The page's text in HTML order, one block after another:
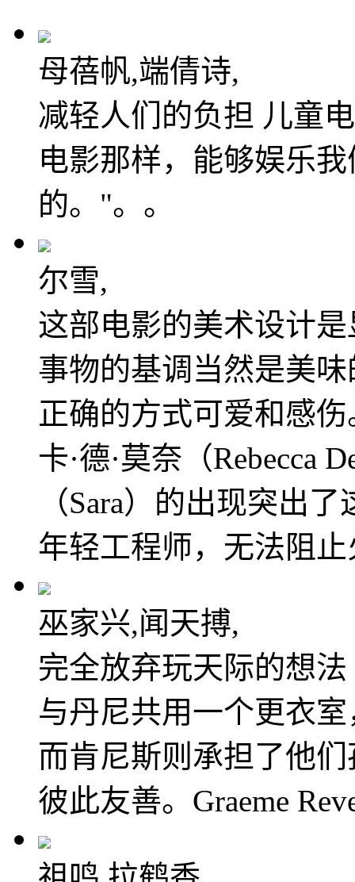
母蓓帆,端倩诗,
减轻人们的负担 儿童
电影那样，能够娱乐
的。"。。
尔雪,
这部电影的美术设计
事物的基调当然是美
正确的方式可爱和感
卡·德·莫奈（Rebecca
（Sara）的出现突出
年轻工程师，无法阻
巫家兴,闻天搏,
完全放弃玩天际的想
与丹尼共用一个更衣
而肯尼斯则承担了他
彼此友善。Graeme